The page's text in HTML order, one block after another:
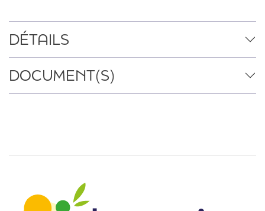
DÉTAILS
DOCUMENT(S)